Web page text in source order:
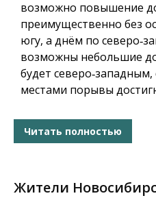
возможно повышение
преимущественно без
югу, а днём по
возможны небольшие
будет
местами порывы
Читать полностью
Жители